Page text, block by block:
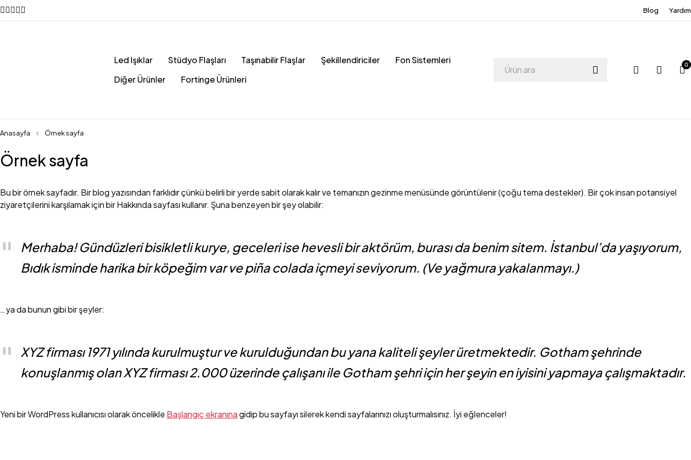
Blog Yardım
Led Işıklar Stüdyo Flaşları Taşınabilir Flaşlar Şekillendiriciler
Fon Sistemleri
Diğer Ürünler
Fortinge Ürünleri
0
Anasayfa Örnek sayfa
Örnek sayfa
Bu bir örnek sayfadır. Bir blog yazısından farklıdır çünkü belirli bir yerde sabit olarak kalır ve temanızın gezinme menüsünde görüntülenir (çoğu tema destekler). Bir çok insan potansiyel
ziyaretçilerini karşılamak için bir Hakkında sayfası kullanır. Şuna benzeyen bir şey olabilir:
Merhaba! Gündüzleri bisikletli kurye, geceleri ise hevesli bir aktörüm, burası da benim sitem. İstanbul’da yaşıyorum,
Bıdık isminde harika bir köpeğim var ve piña colada içmeyi seviyorum. (Ve yağmura yakalanmayı.)
…ya da bunun gibi bir şeyler:
XYZ firması 1971 yılında kurulmuştur ve kurulduğundan bu yana kaliteli şeyler üretmektedir. Gotham şehrinde
konuşlanmış olan XYZ firması 2.000 üzerinde çalışanı ile Gotham şehri için her şeyin en iyisini yapmaya çalışmaktadır.
Yeni bir WordPress kullanıcısı olarak öncelikle Başlangıç ekranınagidip bu sayfayı silerek kendi sayfalarınızı oluşturmalısınız. İyi eğlenceler!